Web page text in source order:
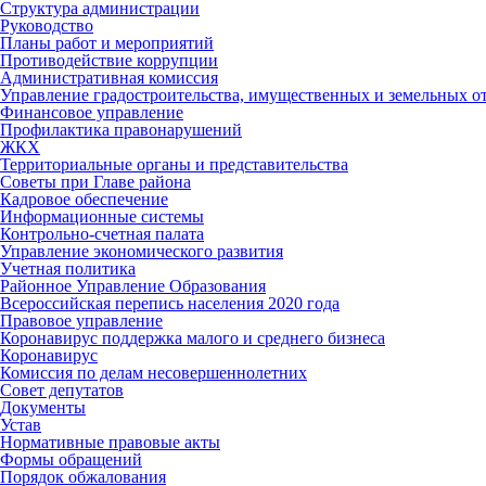
Структура администрации
Руководство
Планы работ и мероприятий
Противодействие коррупции
Административная комиссия
Управление градостроительства, имущественных и земельных
Финансовое управление
Профилактика правонарушений
ЖКХ
Территориальные органы и представительства
Советы при Главе района
Кадровое обеспечение
Информационные системы
Контрольно-счетная палата
Управление экономического развития
Учетная политика
Районное Управление Образования
Всероссийская перепись населения 2020 года
Правовое управление
Коронавирус поддержка малого и среднего бизнеса
Коронавирус
Комиссия по делам несовершеннолетних
Совет депутатов
Документы
Устав
Нормативные правовые акты
Формы обращений
Порядок обжалования